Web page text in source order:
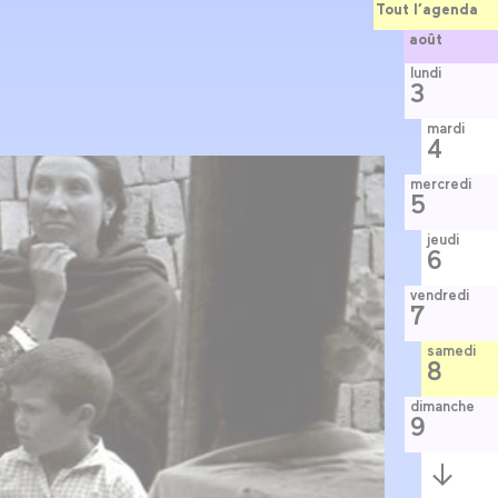
Tout l’agenda
août
lundi
3
mardi
4
mercredi
5
jeudi
6
vendredi
7
samedi
8
dimanche
9
Semaine
suivante